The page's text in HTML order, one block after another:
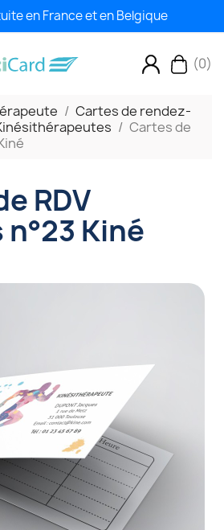
en France et en Belgique
(0)
Cartes de rendez-
Cartes de
RDV
Kiné